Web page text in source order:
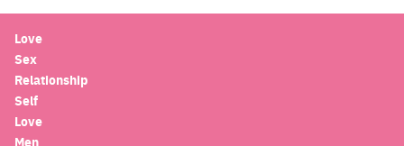
Love
Sex
Relationship
Self
Love